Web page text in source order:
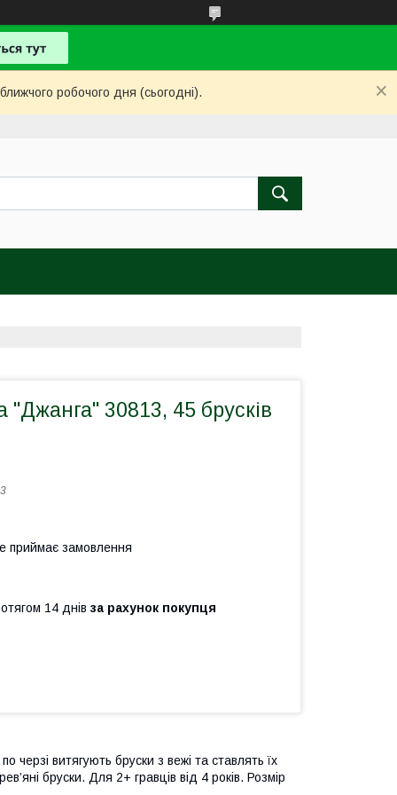
робочого дня (сьогодні).
"Джанга" 30813, 45 брусків
приймає замовлення
14 днів за рахунок покупця
черзі витягують бруски з вежі та ставлять їх
бруски. Для 2+ гравців від 4 років. Розмір